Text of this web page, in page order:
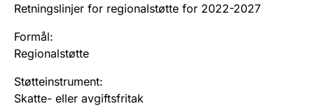
Retningslinjer for regionalstøtte for 2022-2027
Formål:
Regionalstøtte
Støtteinstrument:
Skatte- eller avgiftsfritak